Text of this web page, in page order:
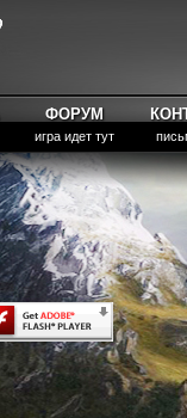
ФОРУМ
игра идет тут